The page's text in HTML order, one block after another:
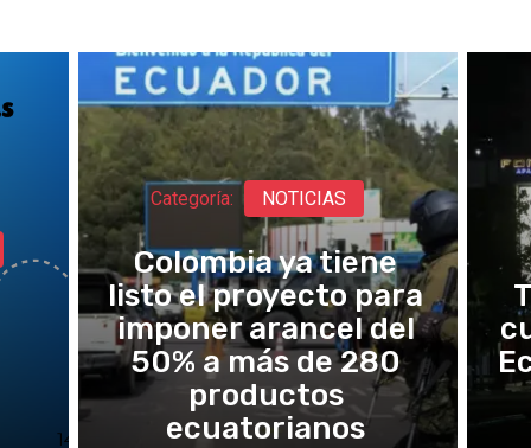
Categoría: NOTICIAS
Colombia ya tiene
listo el proyecto para
imponer arancel del
50% a más de 280
productos
ecuatorianos